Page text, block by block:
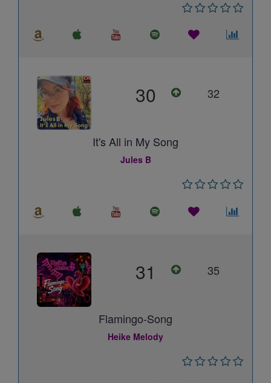
30 32
It's All in My Song
Jules B
31 35
Flamingo-Song
Heike Melody